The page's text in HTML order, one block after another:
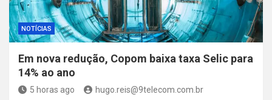
NOTÍCIAS
Em nova redução, Copom baixa taxa Selic para
14% ao ano
5 horas ago hugo.reis@9telecom.com.br